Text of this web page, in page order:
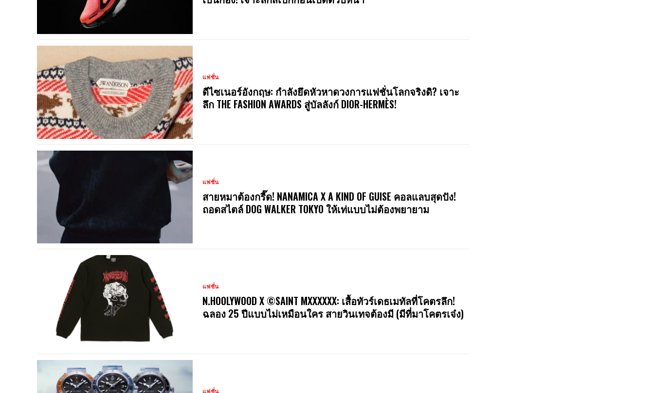
แฟชั่น
ดีไซเนอร์อังกฤษ: กำลังยึดหัวหาดวงการแฟชั่นโลกจริงดิ? เจาะ
ลึก THE FASHION AWARDS สู่บัลลังก์ DIOR-HERMÈS!
แฟชั่น
สายหมาต้องกรี๊ด! NANAMICA X A KIND OF GUISE คอลแลบสุดปัง!
ถอดสไตล์ DOG WALKER TOKYO ให้เท่แบบไม่ต้องพยายาม
แฟชั่น
N.HOOLYWOOD X ©SAINT MXXXXXX: เสื้อทัวร์เดธเมทัลที่โคตรลึก!
ฉลอง 25 ปีแบบไม่เหมือนใคร สายวินเทจต้องมี (มีที่มาโคตรเจ๋ง)
แฟชั่น